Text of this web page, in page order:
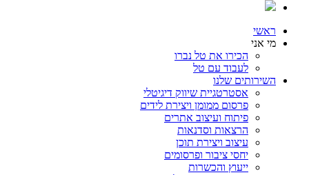
ראשי
מי אני
הכירו את טל נברו
לעבוד עם טל
השירותים שלנו
אסטרטגיית שיווק דיגיטלי
פרסום ממומן ויצירת לידים
פיתוח ועיצוב אתרים
הרצאות וסדנאות
עיצוב ויצירת תוכן
יחסי ציבור ופרסומים
ייעוץ והכשרות